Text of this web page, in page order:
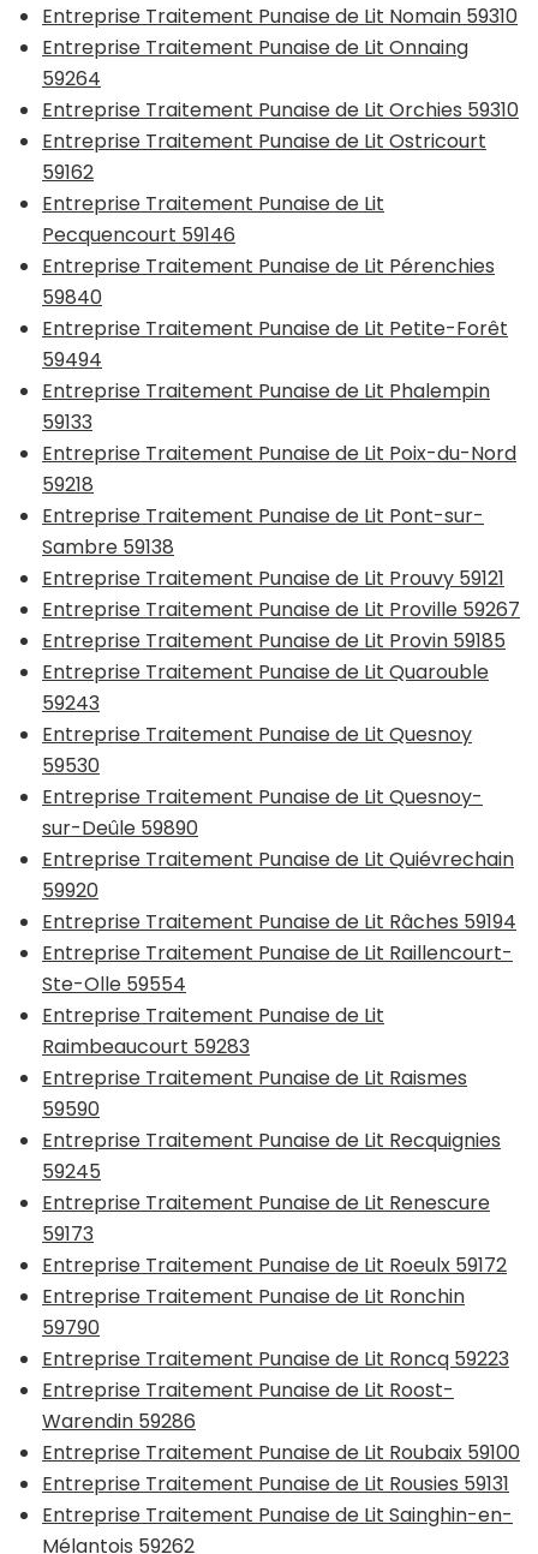
Entreprise Traitement Punaise de Lit Nomain 59310
Entreprise Traitement Punaise de Lit Onnaing
59264
Entreprise Traitement Punaise de Lit Orchies 59310
Entreprise Traitement Punaise de Lit Ostricourt
59162
Entreprise Traitement Punaise de Lit
Pecquencourt 59146
Entreprise Traitement Punaise de Lit Pérenchies
59840
Entreprise Traitement Punaise de Lit Petite-Forêt
59494
Entreprise Traitement Punaise de Lit Phalempin
59133
Entreprise Traitement Punaise de Lit Poix-du-Nord
59218
Entreprise Traitement Punaise de Lit Pont-sur-
Sambre 59138
Entreprise Traitement Punaise de Lit Prouvy 59121
Entreprise Traitement Punaise de Lit Proville 59267
Entreprise Traitement Punaise de Lit Provin 59185
Entreprise Traitement Punaise de Lit Quarouble
59243
Entreprise Traitement Punaise de Lit Quesnoy
59530
Entreprise Traitement Punaise de Lit Quesnoy-
sur-Deûle 59890
Entreprise Traitement Punaise de Lit Quiévrechain
59920
Entreprise Traitement Punaise de Lit Râches 59194
Entreprise Traitement Punaise de Lit Raillencourt-
Ste-Olle 59554
Entreprise Traitement Punaise de Lit
Raimbeaucourt 59283
Entreprise Traitement Punaise de Lit Raismes
59590
Entreprise Traitement Punaise de Lit Recquignies
59245
Entreprise Traitement Punaise de Lit Renescure
59173
Entreprise Traitement Punaise de Lit Roeulx 59172
Entreprise Traitement Punaise de Lit Ronchin
59790
Entreprise Traitement Punaise de Lit Roncq 59223
Entreprise Traitement Punaise de Lit Roost-
Warendin 59286
Entreprise Traitement Punaise de Lit Roubaix 59100
Entreprise Traitement Punaise de Lit Rousies 59131
Entreprise Traitement Punaise de Lit Sainghin-en-
Mélantois 59262